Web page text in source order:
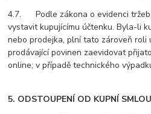
4.7. Podle zákona o evidenci tržeb
vystavit kupujícímu účtenku. Byla-li
nebo prodejka, plní tato zároveň roli
prodávající povinen zaevidovat
online; v případě technického
5. ODSTOUPENÍ OD KUPNÍ